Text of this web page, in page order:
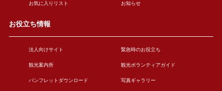
お気に入りリスト お知らせ
お役立ち情報
法人向けサイト 緊急時のお役立ち
観光案内所 観光ボランティアガイド
パンフレットダウンロード 写真ギャラリー